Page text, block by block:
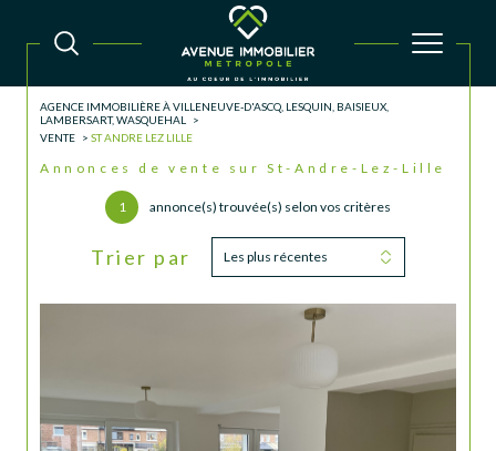
AGENCE IMMOBILIÈRE À VILLENEUVE-D'ASCQ, LESQUIN, BAISIEUX,
LAMBERSART, WASQUEHAL
VENTE
ST ANDRE LEZ LILLE
Annonces de vente sur St-Andre-Lez-Lille
1 annonce(s) trouvée(s) selon vos critères
Trier par Les plus récentes